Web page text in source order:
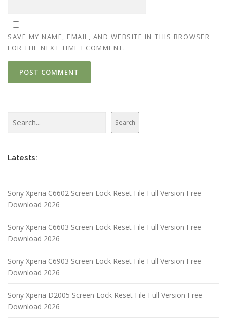
SAVE MY NAME, EMAIL, AND WEBSITE IN THIS BROWSER
FOR THE NEXT TIME I COMMENT.
Search
Latests:
Sony Xperia C6602 Screen Lock Reset File Full Version Free
Download 2026
Sony Xperia C6603 Screen Lock Reset File Full Version Free
Download 2026
Sony Xperia C6903 Screen Lock Reset File Full Version Free
Download 2026
Sony Xperia D2005 Screen Lock Reset File Full Version Free
Download 2026